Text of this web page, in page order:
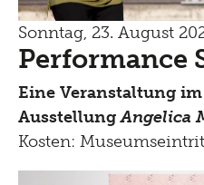
Sonntag, 23. August
Performance
Eine Veranstaltung
AusstellungAngelica
Kosten: